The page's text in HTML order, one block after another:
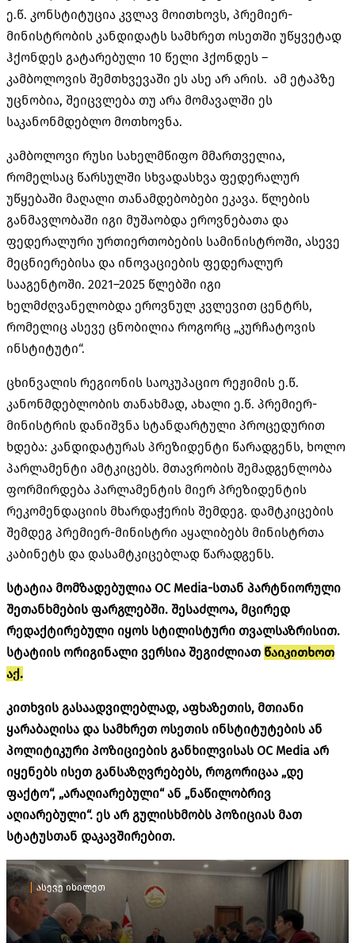
ე.წ. კონსტიტუცია კვლავ მოითხოვს, პრემიერ-
მინისტრობის კანდიდატს სამხრეთ ოსეთში უწყვეტად
ჰქონდეს გატარებული 10 წელი ჰქონდეს –
კამბოლოვის შემთხვევაში ეს ასე არ არის. ამ ეტაპზე
უცნობია, შეიცვლება თუ არა მომავალში ეს
საკანონმდებლო მოთხოვნა.
კამბოლოვი რუსი სახელმწიფო მმართველია,
რომელსაც წარსულში სხვადასხვა ფედერალურ
უწყებაში მაღალი თანამდებობები ეკავა. წლების
განმავლობაში იგი მუშაობდა ეროვნებათა და
ფედერალური ურთიერთობების სამინისტროში, ასევე
მეცნიერებისა და ინოვაციების ფედერალურ
სააგენტოში. 2021–2025 წლებში იგი
ხელმძღვანელობდა ეროვნულ კვლევით ცენტრს,
რომელიც ასევე ცნობილია როგორც „კურჩატოვის
ინსტიტუტი“.
ცხინვალის რეგიონის საოკუპაციო რეჟიმის ე.წ.
კანონმდებლობის თანახმად, ახალი ე.წ. პრემიერ-
მინისტრის დანიშვნა სტანდარტული პროცედურით
ხდება: კანდიდატურას პრეზიდენტი წარადგენს, ხოლო
პარლამენტი ამტკიცებს. მთავრობის შემადგენლობა
ფორმირდება პარლამენტის მიერ პრეზიდენტის
რეკომენდაციის მხარდაჭერის შემდეგ. დამტკიცების
შემდეგ პრემიერ-მინისტრი აყალიბებს მინისტრთა
კაბინეტს და დასამტკიცებლად წარადგენს.
სტატია მომზადებულია OC Media-სთან პარტნიორული
შეთანხმების ფარგლებში. შესაძლოა, მცირედ
რედაქტირებული იყოს სტილისტური თვალსაზრისით.
სტატიის ორიგინალი ვერსია შეგიძლიათ წაიკითხოთ
აქ.
კითხვის გასაადვილებლად, აფხაზეთის, მთიანი
ყარაბაღისა და სამხრეთ ოსეთის ინსტიტუტების ან
პოლიტიკური პოზიციების განხილვისას OC Media არ
იყენებს ისეთ განსაზღვრებებს, როგორიცაა „დე
ფაქტო“, „არაღიარებული“ ან „ნაწილობრივ
აღიარებული“. ეს არ გულისხმობს პოზიციას მათ
სტატუსთან დაკავშირებით.
ასევე იხილეთ